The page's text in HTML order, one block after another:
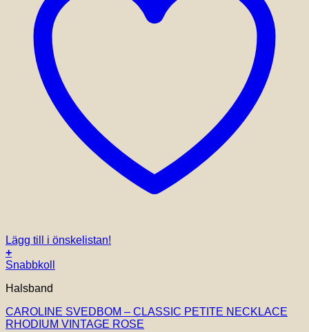
Lägg till i önskelistan!
+
Snabbkoll
Halsband
CAROLINE SVEDBOM – CLASSIC PETITE NECKLACE
RHODIUM VINTAGE ROSE